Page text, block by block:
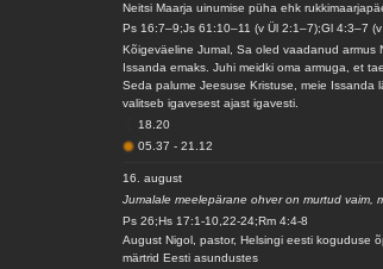
Neitsi Maarja uinumise püha ehk
Ps 16:7–9;Js 61:10–11 (v Ül 2:1–7);Gl 4:3–7
Kõigeväeline Jumal, Sa oled vaadanud armus
Issanda emaks. Juhi meidki oma armuga, et
Seda palume Jeesuse Kristuse, meie Issanda
valitseb igavesest ajast igavesti.
18.20
05.37-21.12
16. august
Jumalale meelepärane ohver on murtud
Ps 26;Hs 17:1-10,22-24;Rm 4:4-8
August Nigol, pastor, Helsingi eesti koguduse
märtrid Eesti asundustes